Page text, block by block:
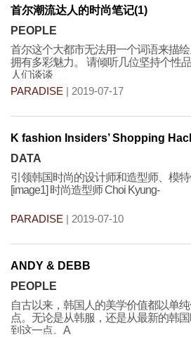
首尔潮流达人的时尚笔记(1)
PEOPLE
首尔这个大都市无法用一个词语来描
拥有多彩魅力。 请倾听几位坚持个性
人们谈谈
PARADISE | 2019-07-17
K fashion Insiders’ Shopping
DATA
引领韩国时尚的设计师和造型师、模
[image1] 时尚造型师 Choi Kyung-
PARADISE | 2019-07-10
ANDY & DEBB
PEOPLE
自古以来，韩国人的美学价值都以单
点。无论是从韩服，还是从最新的韩
到这一点。A